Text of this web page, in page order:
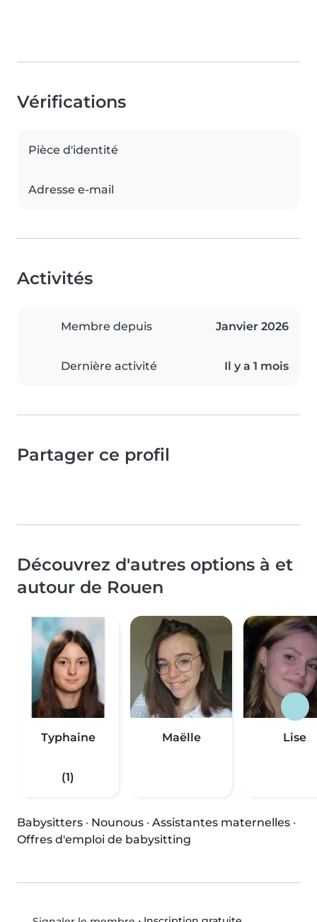
Vérifications
Pièce d'identité
Adresse e-mail
Activités
Membre depuis Janvier 2026
Dernière activité Il y a 1 mois
Partager ce profil
Découvrez d'autres options à et
autour de Rouen
Typhaine
(1)
Maëlle Lise
Babysitters · Nounous · Assistantes maternelles ·
Offres d'emploi de babysitting